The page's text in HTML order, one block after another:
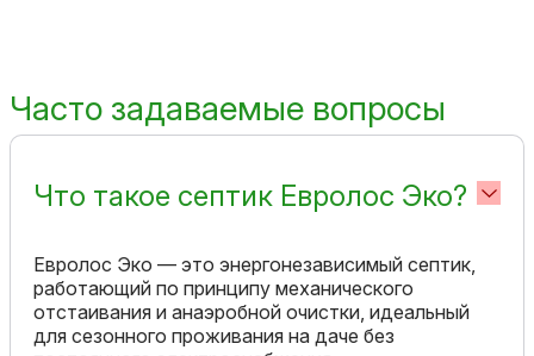
Часто задаваемые вопросы
Что такое септик Евролос Эко?
Евролос Эко — это энергонезависимый септик,
работающий по принципу механического
отстаивания и анаэробной очистки, идеальный
для сезонного проживания на даче без